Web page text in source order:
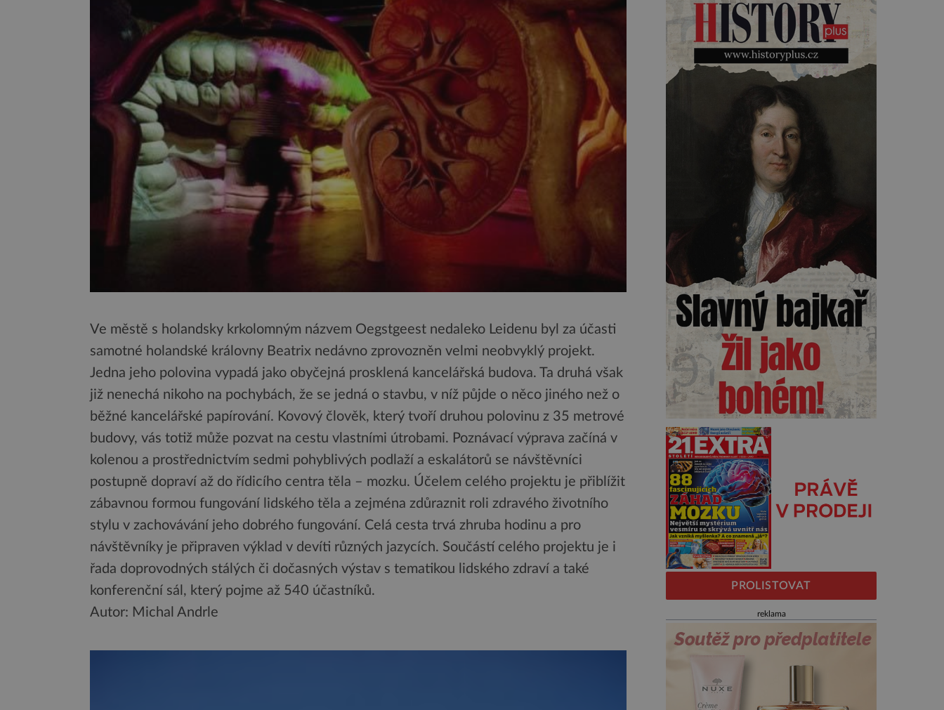
Ve městě s holandsky krkolomným názvem Oegstgeest nedaleko Leidenu byl za účasti
samotné holandské královny Beatrix nedávno zprovozněn velmi neobvyklý projekt.
Jedna jeho polovina vypadá jako obyčejná prosklená kancelářská budova. Ta druhá však
již nenechá nikoho na pochybách, že se jedná o stavbu, v níž půjde o něco jiného než o
běžné kancelářské papírování. Kovový člověk, který tvoří druhou polovinu z 35 metrové
budovy, vás totiž může pozvat na cestu vlastními útrobami. Poznávací výprava začíná v
kolenou a prostřednictvím sedmi pohyblivých podlaží a eskalátorů se návštěvníci
postupně dopraví až do řídicího centra těla – mozku. Účelem celého projektu je přiblížit
zábavnou formou fungování lidského těla a zejména zdůraznit roli zdravého životního
stylu v zachovávání jeho dobrého fungování. Celá cesta trvá zhruba hodinu a pro
návštěvníky je připraven výklad v devíti různých jazycích. Součástí celého projektu je i
řada doprovodných stálých či dočasných výstav s tematikou lidského zdraví a také
konferenční sál, který pojme až 540 účastníků.
Autor: Michal Andrle
PROLISTOVAT
reklama